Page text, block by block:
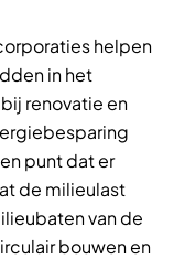
helpen
in het
renovatie en
punt dat er
de milieulast
van de
bouwen en